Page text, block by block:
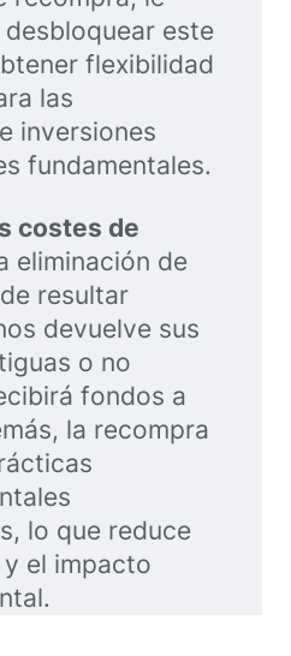
este
flexibilidad
las
inversiones
fundamentales.
costes de
eliminación de
resultar
devuelve sus
o no
fondos a
la recompra
lo que reduce
el impacto